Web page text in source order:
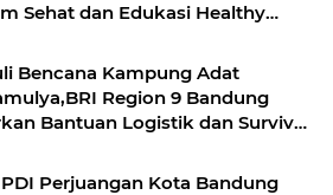
Sehat dan Edukasi Healthy
Bencana Kampung Adat
Region 9 Bandung
Bantuan Logistik dan Survival
PDI Perjuangan Kota Bandung